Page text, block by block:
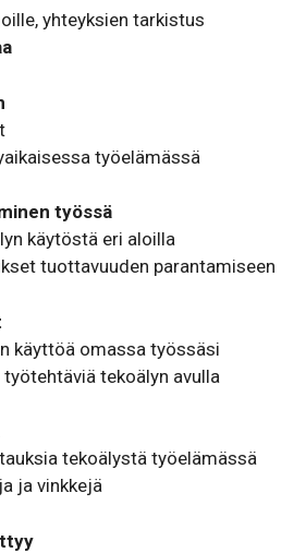
yhteyksien tarkistus
työelämässä
työssä
käytöstä eri aloilla
tuottavuuden parantamiseen
käyttöä omassa työssäsi
tekoälyn avulla
tekoälystä työelämässä
ja vinkkejä